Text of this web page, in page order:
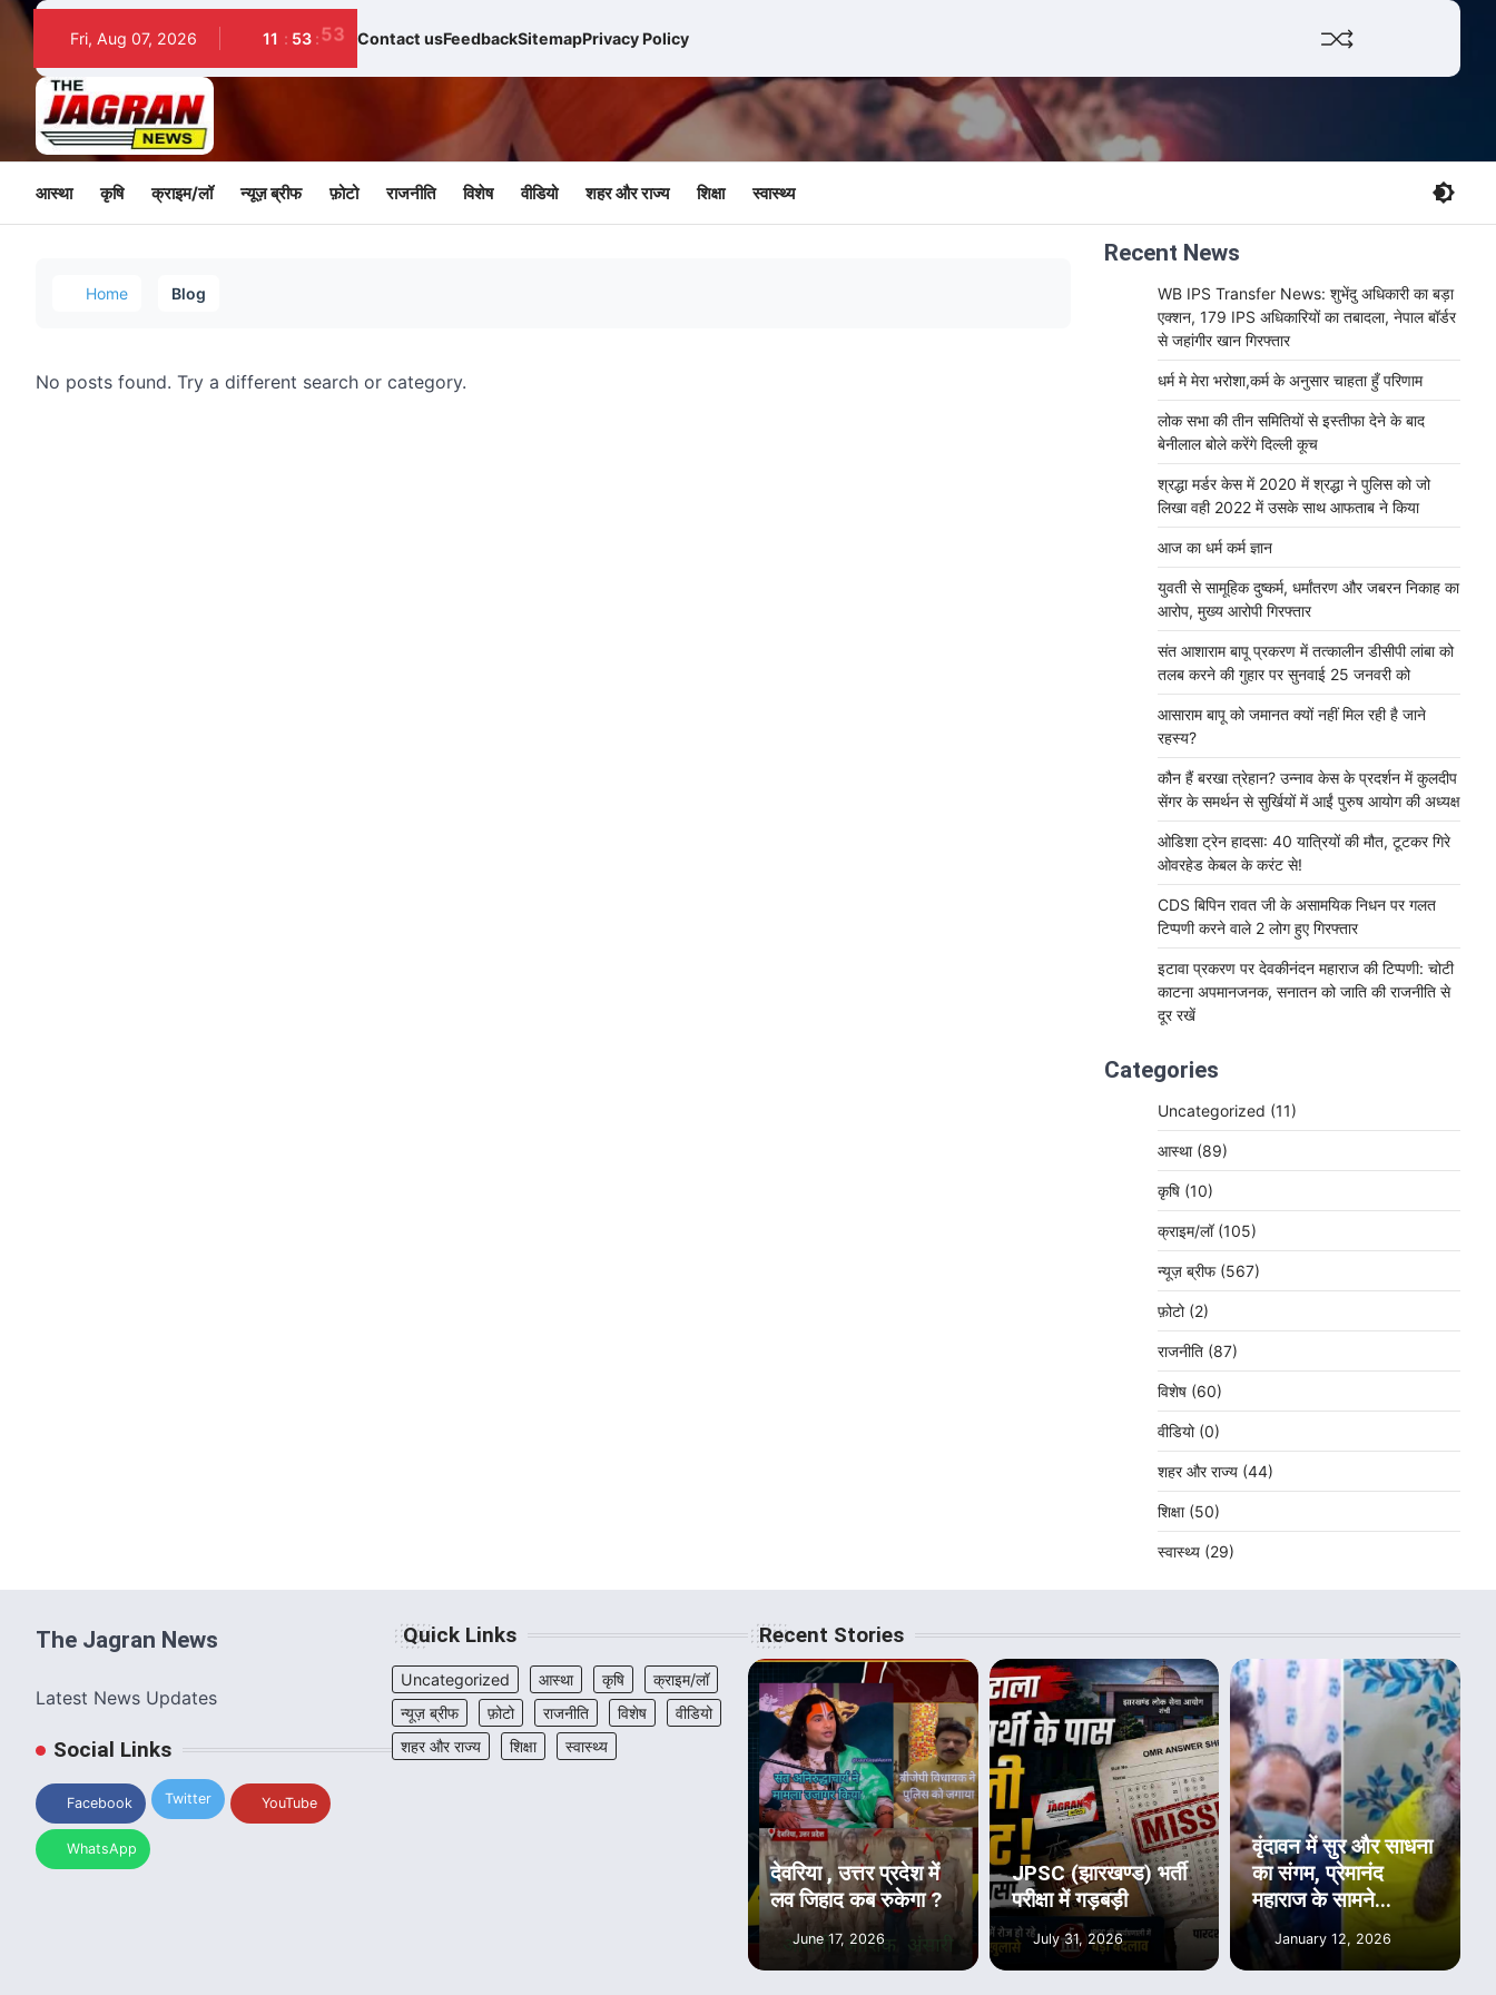
Fri, Aug 07, 2026 11 : 53 : 53 Contact usFeedbackSitemapPrivacy Policy
आस्था कृषि क्राइम/लॉ न्यूज़ ब्रीफ फ़ोटो राजनीति विशेष वीडियो शहर और राज्य शिक्षा स्वास्थ्य
Home Blog
No posts found. Try a different search or category.
Recent News
WB IPS Transfer News: शुभेंदु अधिकारी का बड़ा
एक्शन, 179 IPS अधिकारियों का तबादला, नेपाल बॉर्डर
से जहांगीर खान गिरफ्तार
धर्म मे मेरा भरोशा,कर्म के अनुसार चाहता हुँ परिणाम
लोक सभा की तीन समितियों से इस्तीफा देने के बाद
बेनीलाल बोले करेंगे दिल्ली कूच
श्रद्धा मर्डर केस में 2020 में श्रद्धा ने पुलिस को जो
लिखा वही 2022 में उसके साथ आफताब ने किया
आज का धर्म कर्म ज्ञान
युवती से सामूहिक दुष्कर्म, धर्मांतरण और जबरन निकाह का
आरोप, मुख्य आरोपी गिरफ्तार
संत आशाराम बापू प्रकरण में तत्कालीन डीसीपी लांबा को
तलब करने की गुहार पर सुनवाई 25 जनवरी को
आसाराम बापू को जमानत क्यों नहीं मिल रही है जाने
रहस्य?
कौन हैं बरखा त्रेहान? उन्नाव केस के प्रदर्शन में कुलदीप
सेंगर के समर्थन से सुर्खियों में आईं पुरुष आयोग की अध्यक्ष
ओडिशा ट्रेन हादसा: 40 यात्रियों की मौत, टूटकर गिरे
ओवरहेड केबल के करंट से!
CDS बिपिन रावत जी के असामयिक निधन पर गलत
टिप्पणी करने वाले 2 लोग हुए गिरफ्तार
इटावा प्रकरण पर देवकीनंदन महाराज की टिप्पणी: चोटी
काटना अपमानजनक, सनातन को जाति की राजनीति से
दूर रखें
Categories
Uncategorized (11)
आस्था (89)
कृषि (10)
क्राइम/लॉ (105)
न्यूज़ ब्रीफ (567)
फ़ोटो (2)
राजनीति (87)
विशेष (60)
वीडियो (0)
शहर और राज्य (44)
शिक्षा (50)
स्वास्थ्य (29)
The Jagran News
Latest News Updates
Social Links
Facebook Twitter YouTube
WhatsApp
Quick Links
Uncategorized आस्था कृषि
क्राइम/लॉ
न्यूज़ ब्रीफ
फ़ोटो राजनीति विशेष
वीडियो
शहर और राज्य
शिक्षा स्वास्थ्य
Recent Stories
देवरिया , उत्तर प्रदेश में
लव जिहाद कब रुकेगा ?
June 17, 2026
JPSC (झारखण्ड) भर्ती
परीक्षा में गड़बड़ी
July 31, 2026
वृंदावन में सुर और साधना
का संगम, प्रेमानंद
महाराज के सामने...
January 12, 2026